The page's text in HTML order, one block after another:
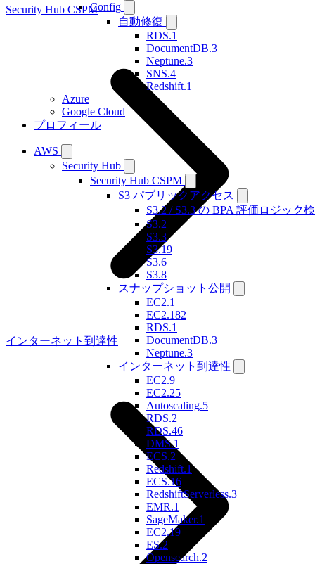
Config
自動修復
RDS.1
DocumentDB.3
Neptune.3
SNS.4
Redshift.1
Azure
Google Cloud
プロフィール
AWS
Security Hub
Security Hub CSPM
S3 パブリックアクセス
S3.2 / S3.3 の BPA 評価ロジック
S3.2
S3.3
S3.19
S3.6
S3.8
スナップショット公開
EC2.1
EC2.182
RDS.1
DocumentDB.3
Neptune.3
インターネット到達性
EC2.9
EC2.25
Autoscaling.5
RDS.2
RDS.46
DMS.1
ECS.2
Redshift.1
ECS.16
RedshiftServerless.3
EMR.1
SageMaker.1
EC2.19
ES.2
Opensearch.2
Security Hub CSPM
インターネット到達性